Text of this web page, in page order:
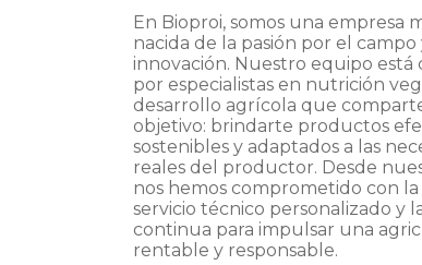
En Bioproi, somos una empresa
nacida de la pasión por el campo
innovación. Nuestro equipo está
por especialistas en nutrición
desarrollo agrícola que
objetivo: brindarte productos
sostenibles y adaptados a las
reales del productor. Desde
nos hemos comprometido con la
servicio técnico personalizado y
continua para impulsar una
rentable y responsable.